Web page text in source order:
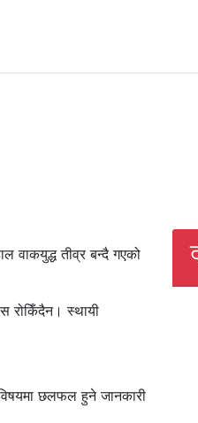
वाकयुद्ध तीव्र बन्दै गएको
रोकिँदैन। स्थायी
छलफल हुने जानकारी